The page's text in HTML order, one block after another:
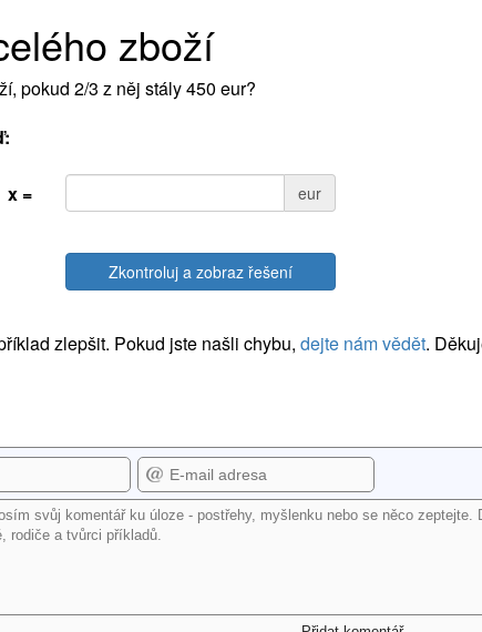
zboží
pokud 2/3 z něj stály 450 eur?
x = eur
Zkontroluj a zobraz řešení
zlepšit. Pokud jste našli chybu, dejte nám vědět.